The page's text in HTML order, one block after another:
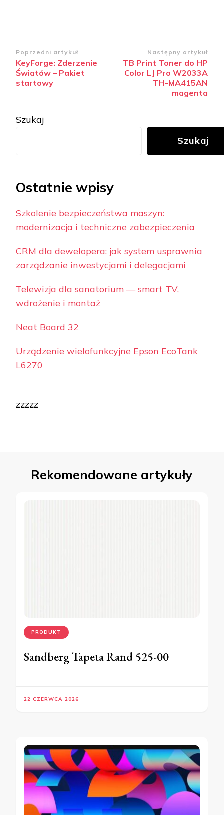
Zobacz
wpisy
Poprzedni artykuł
KeyForge: Zderzenie
Światów – Pakiet
startowy
Następny artykuł
TB Print Toner do HP
Color LJ Pro W2033A
TH-MA415AN
magenta
Szukaj
Szukaj
Ostatnie wpisy
Szkolenie bezpieczeństwa maszyn:
modernizacja i techniczne zabezpieczenia
CRM dla dewelopera: jak system usprawnia
zarządzanie inwestycjami i delegacjami
Telewizja dla sanatorium — smart TV,
wdrożenie i montaż
Neat Board 32
Urządzenie wielofunkcyjne Epson EcoTank
L6270
zzzzz
Rekomendowane artykuły
PRODUKT
Sandberg Tapeta Rand 525-00
22 CZERWCA 2026